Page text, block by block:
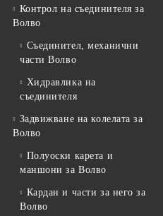
Контрол на съединителя за
Волво
Съединител, механични
части Волво
Хидравлика на
съединителя
Задвижване на колелата за
Волво
Полуоски карета и
маншони за Волво
Кардан и части за него за
Волво